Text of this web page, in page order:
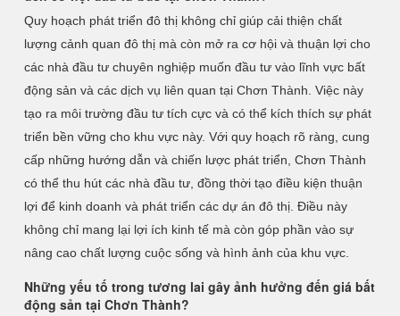
Quy hoạch phát triển đô thị không chỉ giúp cải thiện chất
lượng cảnh quan đô thị mà còn mở ra cơ hội và thuận lợi cho
các nhà đầu tư chuyên nghiệp muốn đầu tư vào lĩnh vực bất
động sản và các dịch vụ liên quan tại Chơn Thành. Việc này
tạo ra môi trường đầu tư tích cực và có thể kích thích sự phát
triển bền vững cho khu vực này. Với quy hoạch rõ ràng, cung
cấp những hướng dẫn và chiến lược phát triển, Chơn Thành
có thể thu hút các nhà đầu tư, đồng thời tạo điều kiện thuận
lợi để kinh doanh và phát triển các dự án đô thị. Điều này
không chỉ mang lại lợi ích kinh tế mà còn góp phần vào sự
nâng cao chất lượng cuộc sống và hình ảnh của khu vực.
Những yếu tố trong tương lai gây ảnh hưởng đến giá bất
động sản tại Chơn Thành?